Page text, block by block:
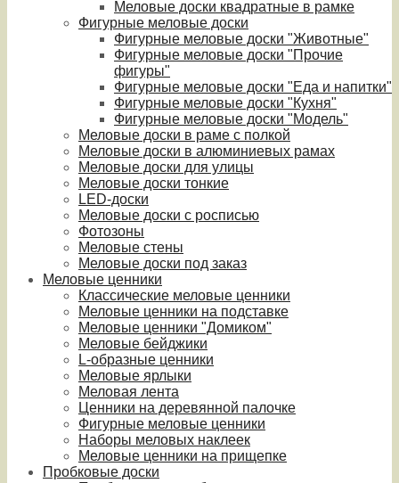
Меловые доски квадратные в рамке
Фигурные меловые доски
Фигурные меловые доски "Животные"
Фигурные меловые доски "Прочие
фигуры"
Фигурные меловые доски "Еда и напитки"
Фигурные меловые доски "Кухня"
Фигурные меловые доски "Модель"
Меловые доски в раме с полкой
Меловые доски в алюминиевых рамах
Меловые доски для улицы
Меловые доски тонкие
LED-доски
Меловые доски с росписью
Фотозоны
Меловые стены
Меловые доски под заказ
Меловые ценники
Классические меловые ценники
Меловые ценники на подставке
Меловые ценники "Домиком"
Меловые бейджики
L-образные ценники
Меловые ярлыки
Меловая лента
Ценники на деревянной палочке
Фигурные меловые ценники
Наборы меловых наклеек
Меловые ценники на прищепке
Пробковые доски